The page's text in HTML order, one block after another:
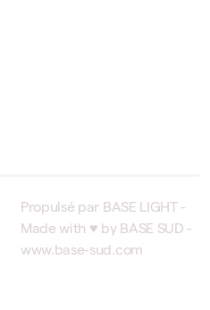
Propulsé par BASE LIGHT -
Made with ♥ by BASE SUD -
www.base-sud.com